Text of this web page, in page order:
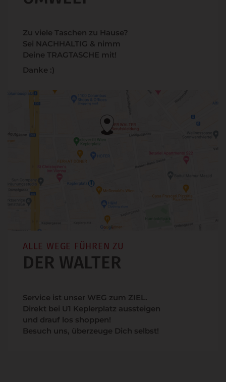
Zu viele Taschen zu Hause?
Sei NACHHALTIG & nimm
Deine TRAGTASCHE mit!
Danke :)
ALLE WEGE FÜHREN ZU
DER WALTER
Service ist unser WEG zum ZIEL.
Direkt bei U1 Keplerplatz aussteigen
und drauf los shoppen!
Besuch uns, überzeuge Dich selbst!